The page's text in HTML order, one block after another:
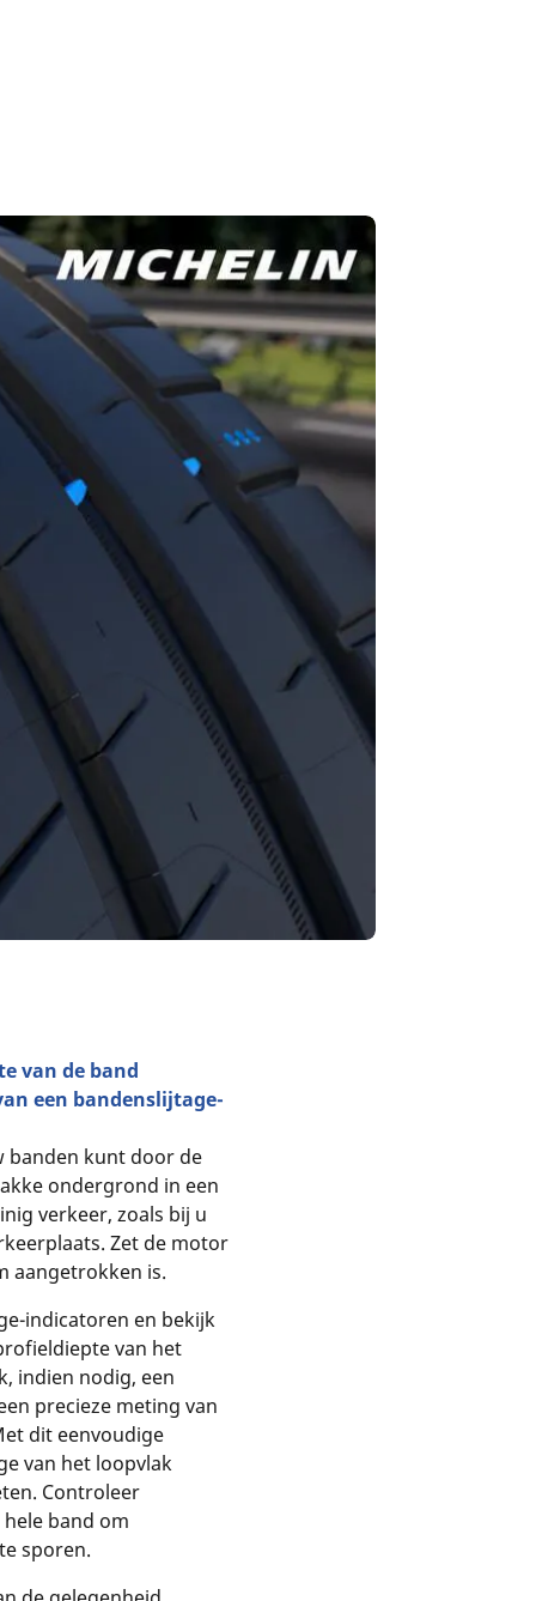
van de band
een bandenslijtage-
banden kunt door de
ondergrond in een
verkeer, zoals bij u
Zet de motor
aangetrokken is.
indicatoren en bekijk
van het
indien nodig, een
precieze meting van
dit eenvoudige
van het loopvlak
Controleer
band om
sporen.